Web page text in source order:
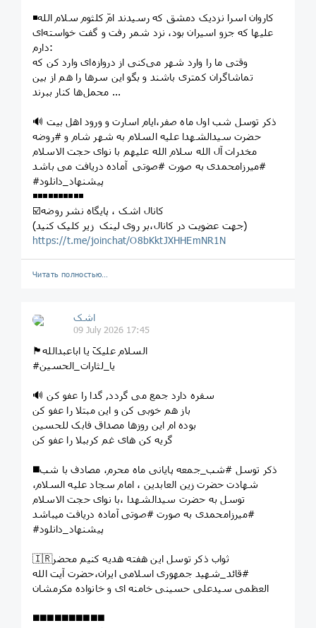
◾️کاروان اسرا نزدیک دمشق که رسیدند امّ کلثوم سلام الله
علیها که جزو اسیران بود، نزد شمر رفت و گفت خواسته‌ای
دارم:
وقتی ما را وارد شهر می‌کنی از دروازه‌ای وارد کن که
تماشاگران کمتری باشند و بگو این سرها را هم از بین
محمل‌ها کنار ببرند ...
🔊 ذکر توسل شب اول ماه صفر،ایام اسارت و ورود اهل بیت
حضرت سیدالشهدا علیه السلام به شهر شام و #روضه
مخدرات آل الله سلام الله علیهم با نوای حجت الاسلام
#میرزامحمدی به صورت #صوتی آماده دریافت می باشد
#پیشنهاد_دانلود
◾️◾️◾️◾️◾️◾️◾️◾️◾️◾️
☑️کانال اشک ، پایگاه نشر روضه
(جهت عضویت در کانال،بر روی لینک زیر کلیک کنید)
https://t.me/joinchat/O8bKktJXHHEmNR1N
Читать полностью…
اشک
09 July 2026 17:45
🏴السلام علیکَ یا اباعبدالله
#یا_لثارات_الحسین
🔊 سفره دارد جمع می گردد, گدا را عفو کن
باز هم خوبی کن و این مبتلا را عفو کن
بوده ام این روزها مصداق فابک للحسین
گریه کن های غم کرببلا را عفو کن
◼️ذکر توسل #شب_جمعه پایانی ماه محرم، مصادف با شب
شهادت حضرت زین العابدین ، امام سجاد علیه السلام،
توسل به حضرت سیدالشهدا ،با نوای حجت الاسلام
#میرزامحمدی به صورت #صوتی آماده دریافت میباشد
#پیشنهاد_دانلود
🇮🇷ثواب ذکر توسل این هفته هدیه کنیم محضر
#قائد_شهید جمهوری اسلامی ایران،حضرت آیت الله
العظمی سیدعلی حسینی خامنه ای و خانواده مکرمشان
◼️◼️◼️◼️◼️◼️◼️◼️◼️◼️